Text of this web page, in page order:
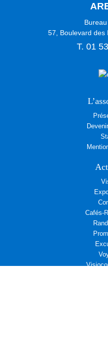
57, Boulevard des
T. 01
Cafés-